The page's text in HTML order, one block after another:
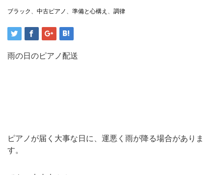
ブラック 、 中古ピアノ 、 準備と心構え 、 調律
雨の日のピアノ配送
ピアノが届く大事な日に、運悪く雨が降る場合がありま
す。